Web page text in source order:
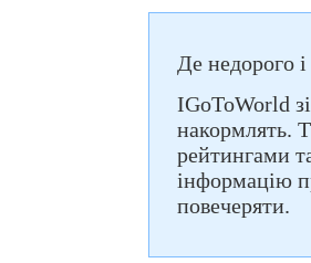
Де недорого
IGoToWorld
накормлять.
рейтингами
інформацію
повечеряти.